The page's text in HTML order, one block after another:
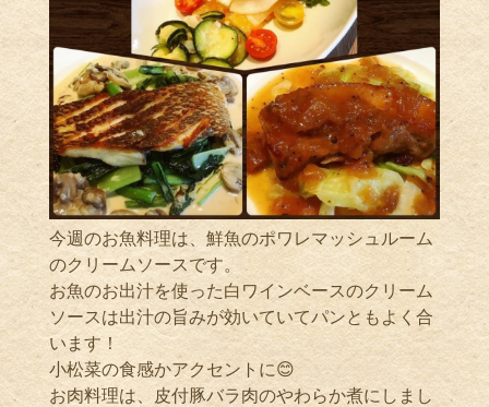
今週のお魚料理は、鮮魚のポワレマッシュルーム
のクリームソースです。
お魚のお出汁を使った白ワインベースのクリーム
ソースは出汁の旨みが効いていてパンともよく合
います！
小松菜の食感かアクセントに😊
お肉料理は、皮付豚バラ肉のやわらか煮にしまし